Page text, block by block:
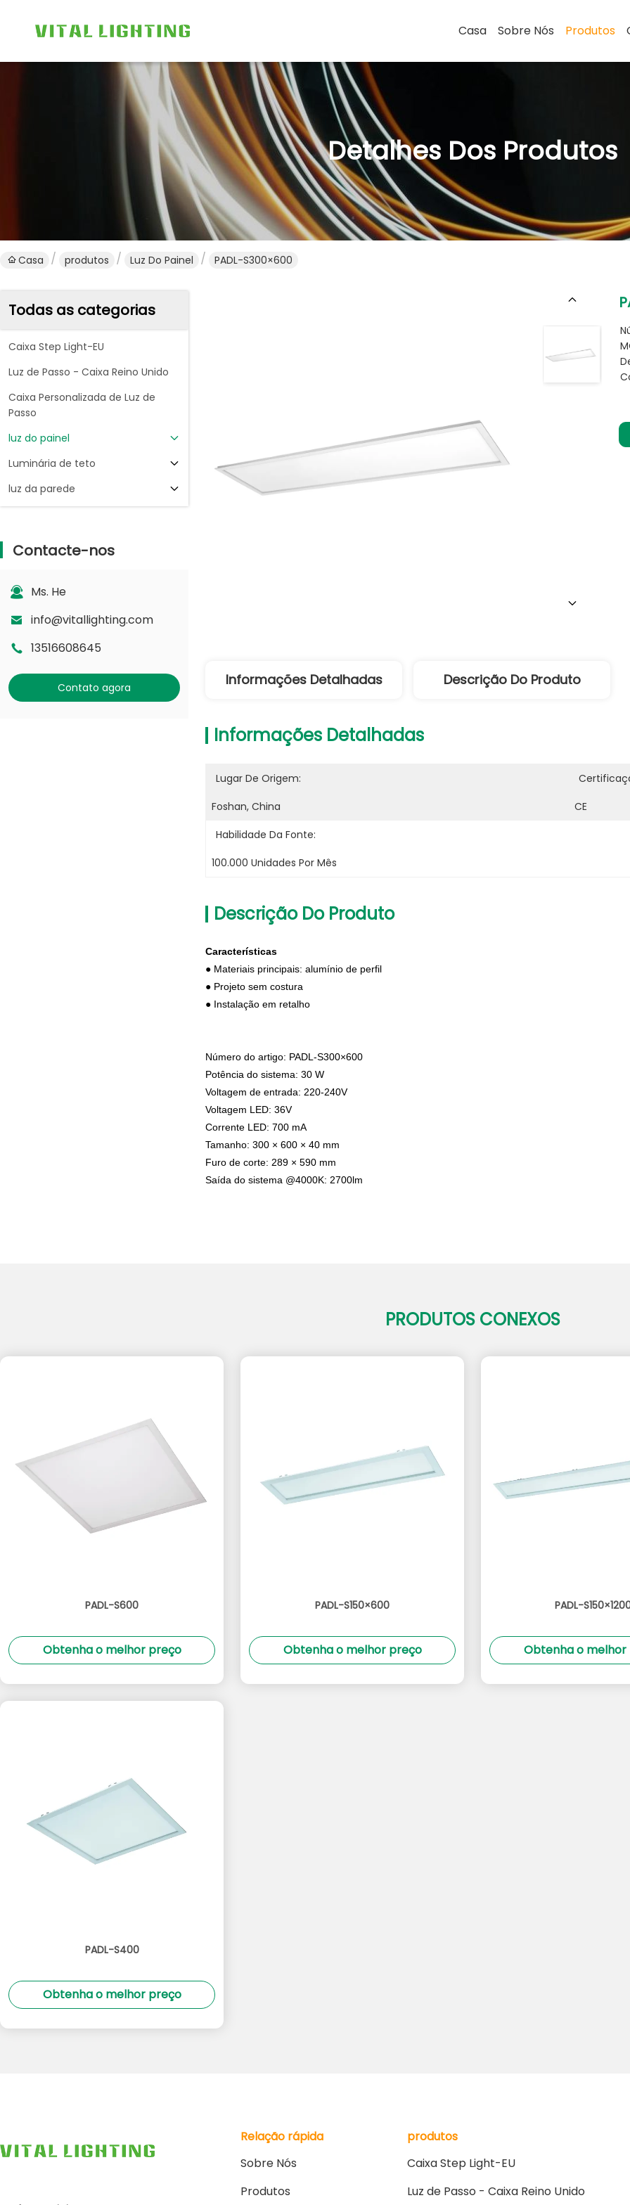
Casa Sobre Nós Produtos
Detalhes Dos Produtos
Casa produtos Luz Do Painel PADL-S300×600
Todas as categorias
Caixa Step Light-EU
Luz de Passo - Caixa Reino Unido
Caixa Personalizada de Luz de
Passo
luz do painel
Luminária de teto
luz da parede
Contacte-nos
Ms. He
info@vitallighting.com
13516608645
Contato agora Informações Detalhadas Descrição Do Produto
Informações Detalhadas
Lugar De Origem:
Foshan, China
CE
Habilidade Da Fonte:
100.000 Unidades Por Mês
Descrição Do Produto
Características
● Materiais principais: alumínio de perfil
● Projeto sem costura
● Instalação em retalho
Número do artigo: PADL-S300×600
Potência do sistema: 30 W
Voltagem de entrada: 220-240V
Voltagem LED: 36V
Corrente LED: 700 mA
Tamanho: 300 × 600 × 40 mm
Furo de corte: 289 × 590 mm
Saída do sistema @4000K: 2700lm
PRODUTOS CONEXOS
PADL-S600
Obtenha o melhor preço
PADL-S150×600
Obtenha o melhor preço
PADL-
Obtenha o melhor
PADL-S400
Obtenha o melhor preço
Relação rápida
Sobre Nós
Produtos
produtos
Caixa Step Light-EU
Luz de Passo - Caixa Reino Unido